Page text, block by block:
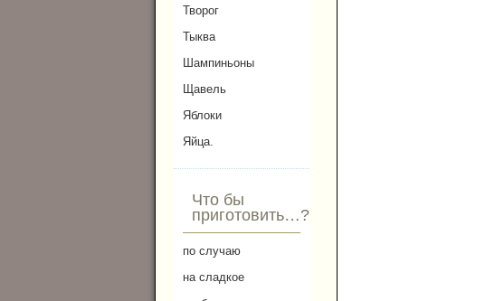
Творог
Тыква
Шампиньоны
Щавель
Яблоки
Яйца.
Что бы
приготовить…?
по случаю
на сладкое